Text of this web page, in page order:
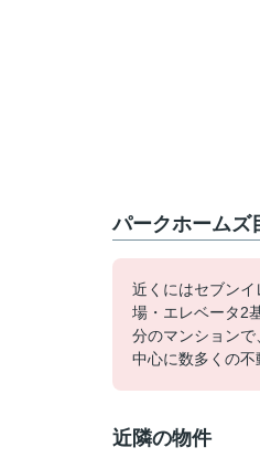
パークホームズ
近くにはセブン
場・エレベータ2
分のマンション
中心に数多くの
近隣の物件